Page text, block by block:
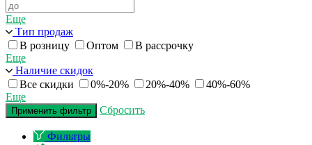
Еще
Тип продаж
В розницу
Оптом
В рассрочку
Еще
Наличие скидок
Все скидки
0%-20% 20%-40%
40%-60%
Еще
Применить фильтр Сбросить
Фильтры